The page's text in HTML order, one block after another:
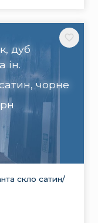
дуб
ін.
чорне
скло сатин/